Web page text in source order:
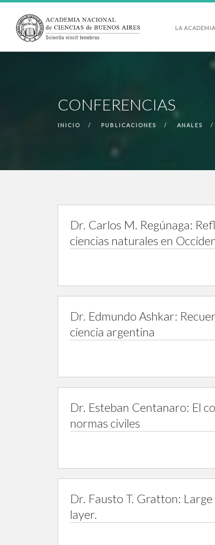
LA ACADEMIA
CONFERENCIAS
INICIO PUBLICACIONES ANALES
Dr. Carlos M. Regúnaga:
ciencias naturales en
Dr. Edmundo Ashkar:
ciencia argentina
Dr. Esteban Centanaro: El
normas civiles
Dr. Fausto T. Gratton:
layer.